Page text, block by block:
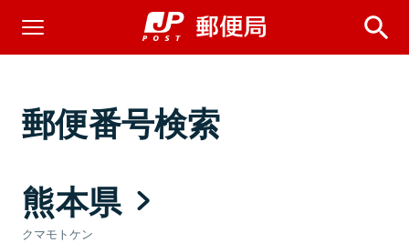
郵便番号検索
熊本県
クマモトケン